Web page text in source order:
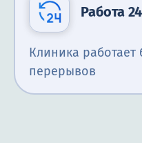
Работа
Клиника
перерывов